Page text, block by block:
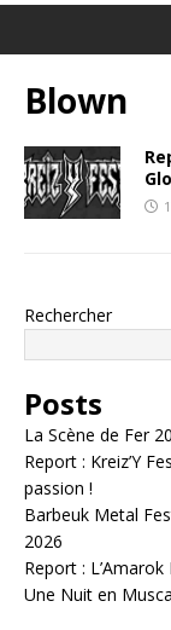
Blown
Rechercher
Posts
La Scène de Fer
Report : Kreiz’Y
passion !
Barbeuk Metal
2026
Report :
Une Nuit en